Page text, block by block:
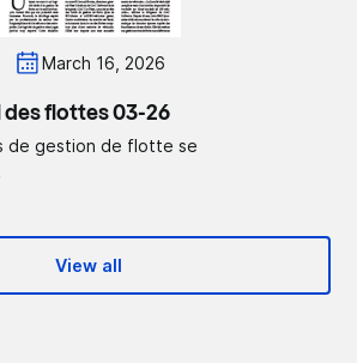
March 16, 2026
des flottes 03-26
de gestion de flotte se
View all